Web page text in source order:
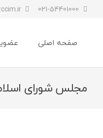
021-54401000
صفحه اصلی
مجلس شورای